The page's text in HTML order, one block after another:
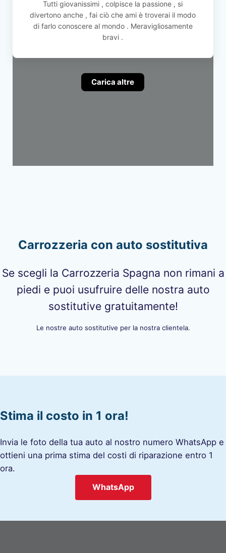
Tutti giovanissimi , colpisce la passione , si
divertono anche , fai ciò che ami è troverai il modo
di farlo conoscere al mondo . Meravigliosamente
bravi .
Carica altre
Carrozzeria con auto sostitutiva
Se scegli la Carrozzeria Spagna non rimani a
piedi e puoi usufruire delle nostra auto
sostitutive gratuitamente!
Le nostre auto sostitutive per la nostra clientela.
Stima il costo in 1 ora!
Invia le foto della tua auto al nostro numero WhatsApp e
ottieni una prima stima del costi di riparazione entro 1
ora.
WhatsApp